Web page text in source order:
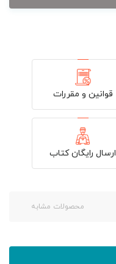
قوانین و مقررات
ارسال رایگان کتاب
محصولات مشابه